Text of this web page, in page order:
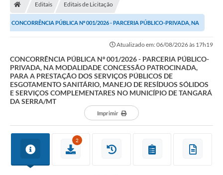
Editais Editais de Licitação
CONCORRÊNCIA PÚBLICA Nº 001/2026 - PARCERIA PÚBLICO-PRIVADA, NA
Atualizado em: 06/08/2026 às 17h19
CONCORRÊNCIA PÚBLICA Nº 001/2026 - PARCERIA PÚBLICO-
PRIVADA, NA MODALIDADE CONCESSÃO PATROCINADA,
PARA A PRESTAÇÃO DOS SERVIÇOS PÚBLICOS DE
ESGOTAMENTO SANITÁRIO, MANEJO DE RESÍDUOS SÓLIDOS
E SERVIÇOS COMPLEMENTARES NO MUNICÍPIO DE TANGARÁ
DA SERRA/MT
Imprimir
2